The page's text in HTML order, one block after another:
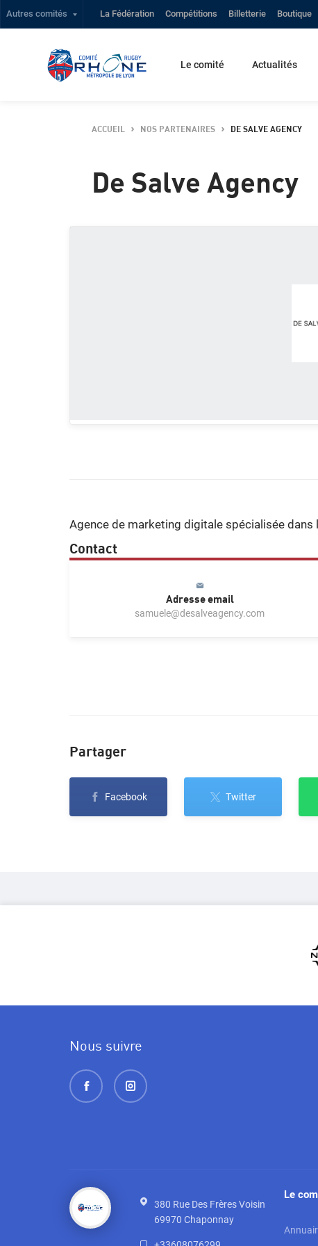
Autres comités La Fédération Compétitions Billetterie Boutique
Le comité Actualités
ACCUEIL NOS PARTENAIRES DE SALVE AGENCY
De Salve Agency
Agence de marketing digitale spécialisée dans
Contact
Adresse email
samuele@desalveagency.com
Partager
Facebook Twitter
Nous suivre
380 Rue Des Frères Voisin
69970 Chaponnay
Le